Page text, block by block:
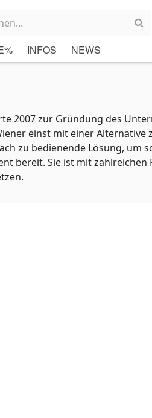
INFOS NEWS
2007 zur Gründung des
einst mit einer
zu bedienende Lösung, um
bereit. Sie ist mit